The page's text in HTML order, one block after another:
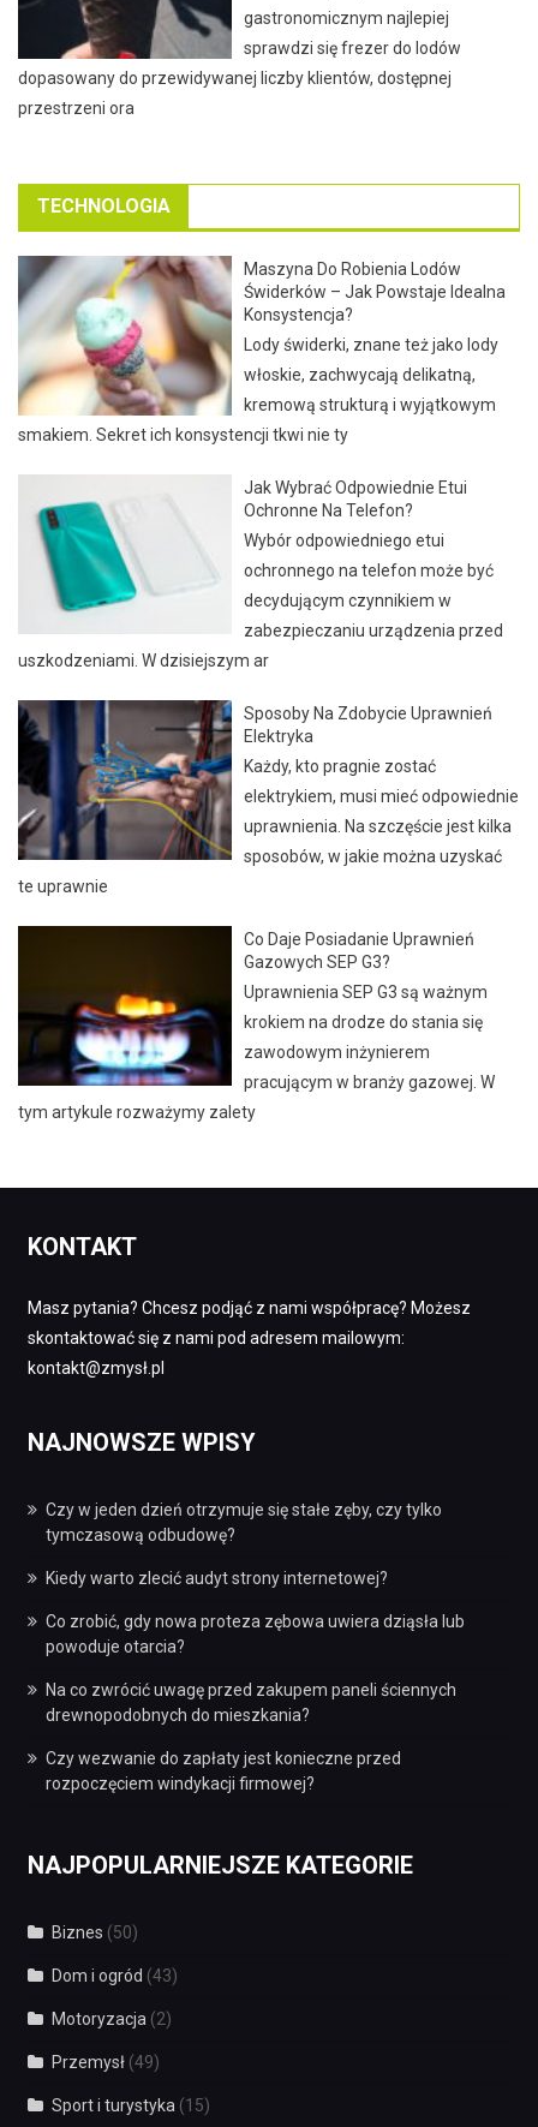
gastronomicznym najlepiej
sprawdzi się frezer do lodów
dopasowany do przewidywanej liczby klientów, dostępnej
przestrzeni ora
TECHNOLOGIA
Maszyna Do Robienia Lodów
Świderków – Jak Powstaje Idealna
Konsystencja?
Lody świderki, znane też jako lody
włoskie, zachwycają delikatną,
kremową strukturą i wyjątkowym
smakiem. Sekret ich konsystencji tkwi nie ty
Jak Wybrać Odpowiednie Etui
Ochronne Na Telefon?
Wybór odpowiedniego etui
ochronnego na telefon może być
decydującym czynnikiem w
zabezpieczaniu urządzenia przed
uszkodzeniami. W dzisiejszym ar
Sposoby Na Zdobycie Uprawnień
Elektryka
Każdy, kto pragnie zostać
elektrykiem, musi mieć odpowiednie
uprawnienia. Na szczęście jest kilka
sposobów, w jakie można uzyskać
te uprawnie
Co Daje Posiadanie Uprawnień
Gazowych SEP G3?
Uprawnienia SEP G3 są ważnym
krokiem na drodze do stania się
zawodowym inżynierem
pracującym w branży gazowej. W
tym artykule rozważymy zalety
KONTAKT
Masz pytania? Chcesz podjąć z nami współpracę? Możesz
skontaktować się z nami pod adresem mailowym:
kontakt@zmysł.pl
NAJNOWSZE WPISY
Czy w jeden dzień otrzymuje się stałe zęby, czy tylko
tymczasową odbudowę?
Kiedy warto zlecić audyt strony internetowej?
Co zrobić, gdy nowa proteza zębowa uwiera dziąsła lub
powoduje otarcia?
Na co zwrócić uwagę przed zakupem paneli ściennych
drewnopodobnych do mieszkania?
Czy wezwanie do zapłaty jest konieczne przed
rozpoczęciem windykacji firmowej?
NAJPOPULARNIEJSZE KATEGORIE
Biznes (50)
Dom i ogród (43)
Motoryzacja (2)
Przemysł(49)
Sport i turystyka (15)